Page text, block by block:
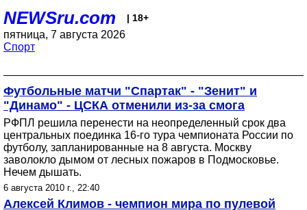
NEWSru.com | 18+
пятница, 7 августа 2026
Спорт
Футбольные матчи "Спартак" - "Зенит" и
"Динамо" - ЦСКА отменили из-за смога
РФПЛ решила перенести на неопределенный срок два
центральных поединка 16-го тура чемпионата России по
футболу, запланированные на 8 августа. Москву
заволокло дымом от лесных пожаров в Подмосковье.
Нечем дышать.
6 августа 2010 г., 22:40
Алексей Климов - чемпион мира по пулевой